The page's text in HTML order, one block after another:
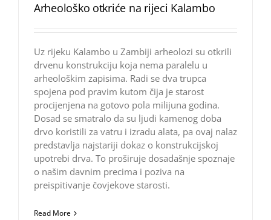
Arheološko otkriće na rijeci Kalambo
Uz rijeku Kalambo u Zambiji arheolozi su otkrili
drvenu konstrukciju koja nema paralelu u
arheološkim zapisima. Radi se dva trupca
spojena pod pravim kutom čija je starost
procijenjena na gotovo pola milijuna godina.
Dosad se smatralo da su ljudi kamenog doba
drvo koristili za vatru i izradu alata, pa ovaj nalaz
predstavlja najstariji dokaz o konstrukcijskoj
upotrebi drva. To proširuje dosadašnje spoznaje
o našim davnim precima i poziva na
preispitivanje čovjekove starosti.
Read More